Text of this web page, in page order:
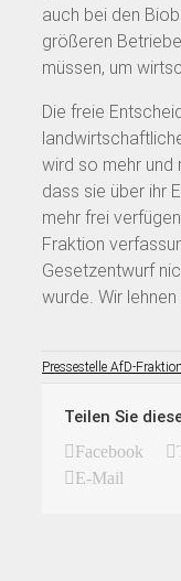
auch bei den
größeren
müssen, um
Die freie
wird so mehr und
dass sie über ihr
mehr frei
Fraktion
Gesetzentwurf
wurde. Wir lehnen
Pressestelle AfD-Fraktion
Teilen Sie
Facebook
E-Mail